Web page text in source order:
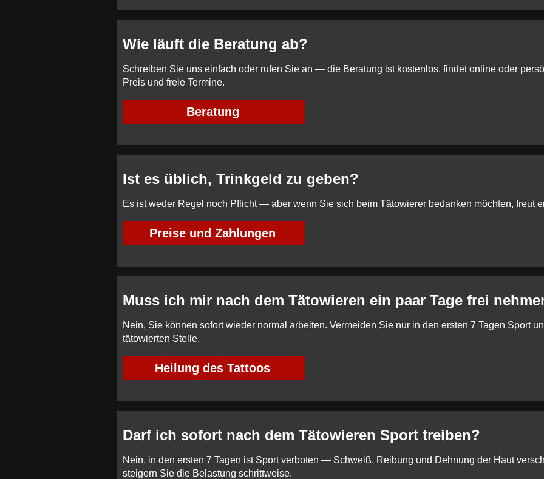
Wie läuft die Beratung ab?
Schreiben Sie uns einfach oder rufen Sie an — die Beratung ist kostenlos, findet online oder
Preis und freie Termine.
Beratung
Ist es üblich, Trinkgeld zu geben?
Es ist weder Regel noch Pflicht — aber wenn Sie sich beim Tätowierer bedanken möchten, freut
Preise und Zahlungen
Muss ich mir nach dem Tätowieren ein paar Tage frei
Nein, Sie können sofort wieder normal arbeiten. Vermeiden Sie nur in den ersten 7 Tagen Sport
tätowierten Stelle.
Heilung des Tattoos
Darf ich sofort nach dem Tätowieren Sport treiben?
Nein, in den ersten 7 Tagen ist Sport verboten — Schweiß, Reibung und Dehnung der Haut
steigern Sie die Belastung schrittweise.